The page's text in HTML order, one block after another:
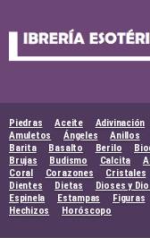
Piedras Aceite Adivinación
Amuletos
Ángeles Anillos
Barita
Basalto Berilo
Brujas
Budismo Calcita
Coral
Corazones Cristales
Dientes
Dietas Dioses y
Espinela
Estampas Figuras
Hechizos
Horóscopo